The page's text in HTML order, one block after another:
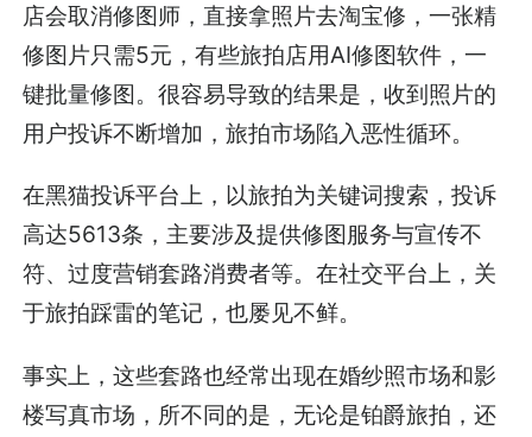
店会取消修图师，直接拿照片去淘宝修，一张精
修图片只需5元，有些旅拍店用AI修图软件，一
键批量修图。很容易导致的结果是，收到照片的
用户投诉不断增加，旅拍市场陷入恶性循环。
在黑猫投诉平台上，以旅拍为关键词搜索，投诉
高达5613条，主要涉及提供修图服务与宣传不
符、过度营销套路消费者等。在社交平台上，关
于旅拍踩雷的笔记，也屡见不鲜。
事实上，这些套路也经常出现在婚纱照市场和影
楼写真市场，所不同的是，无论是铂爵旅拍，还